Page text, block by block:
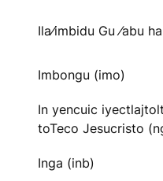
Ila⁄imbidu Gu ⁄abu
Imbongu (imo)
In yencuic
toTeco Jesucristo
Inga (inb)